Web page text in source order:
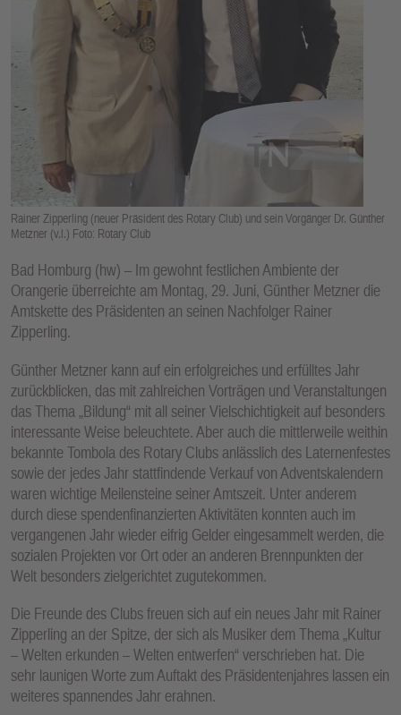
Rainer Zipperling (neuer Präsident des Rotary Club) und sein Vorgänger Dr. Günther
Metzner (v.l.) Foto: Rotary Club
Bad Homburg (hw) – Im gewohnt festlichen Ambiente der
Orangerie überreichte am Montag, 29. Juni, Günther Metzner die
Amtskette des Präsidenten an seinen Nachfolger Rainer
Zipperling.
Günther Metzner kann auf ein erfolgreiches und erfülltes Jahr
zurückblicken, das mit zahlreichen Vorträgen und Veranstaltungen
das Thema „Bildung“ mit all seiner Vielschichtigkeit auf besonders
interessante Weise beleuchtete. Aber auch die mittlerweile weithin
bekannte Tombola des Rotary Clubs anlässlich des Laternenfestes
sowie der jedes Jahr stattfindende Verkauf von Adventskalendern
waren wichtige Meilensteine seiner Amtszeit. Unter anderem
durch diese spendenfinanzierten Aktivitäten konnten auch im
vergangenen Jahr wieder eifrig Gelder eingesammelt werden, die
sozialen Projekten vor Ort oder an anderen Brennpunkten der
Welt besonders zielgerichtet zugutekommen.
Die Freunde des Clubs freuen sich auf ein neues Jahr mit Rainer
Zipperling an der Spitze, der sich als Musiker dem Thema „Kultur
– Welten erkunden – Welten entwerfen“ verschrieben hat. Die
sehr launigen Worte zum Auftakt des Präsidentenjahres lassen ein
weiteres spannendes Jahr erahnen.